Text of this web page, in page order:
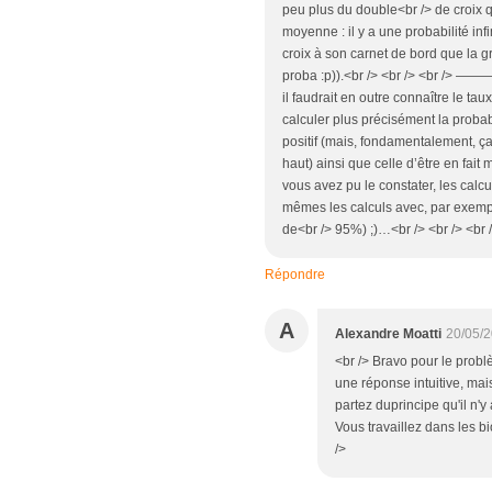
peu plus du double<br /> de croix
moyenne : il y a une probabilité
croix à son carnet de bord que la
proba :p)).<br /> <br /> <br />
il faudrait en outre connaître le
calculer plus précisément la
positif (mais, fondamentalement,
haut) ainsi que celle d’être en fait
vous avez pu le constater, les
mêmes les calculs avec, par
de<br /> 95%) ;)…<br /> <br /> <br
Répondre
A Alexandre Moatti 20/05/
<br /> Bravo pour le
une réponse intuitive,
partez duprincipe qu'il n'y
Vous travaillez dans les
/>